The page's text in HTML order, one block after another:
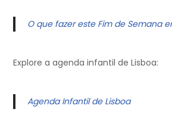
O que fazer este Fim de Semana
Explore a agenda infantil de Lisboa:
Agenda Infantil de Lisboa